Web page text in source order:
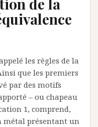
les règles de la
que les premiers
par des motifs
– ou chapeau
1, comprend,
métal présentant un